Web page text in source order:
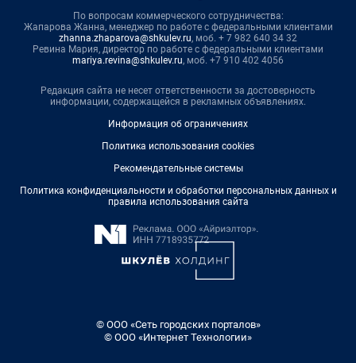
По вопросам коммерческого сотрудничества:
Жапарова Жанна, менеджер по работе с федеральными клиентами
zhanna.zhaparova@shkulev.ru, моб. + 7 982 640 34 32
Ревина Мария, директор по работе с федеральными клиентами
mariya.revina@shkulev.ru, моб. +7 910 402 4056
Редакция сайта не несет ответственности за достоверность
информации, содержащейся в рекламных объявлениях.
Информация об ограничениях
Политика использования cookies
Рекомендательные системы
Политика конфиденциальности и обработки персональных данных и
правила использования сайта
© ООО «Сеть городских порталов»
© ООО «Интернет Технологии»